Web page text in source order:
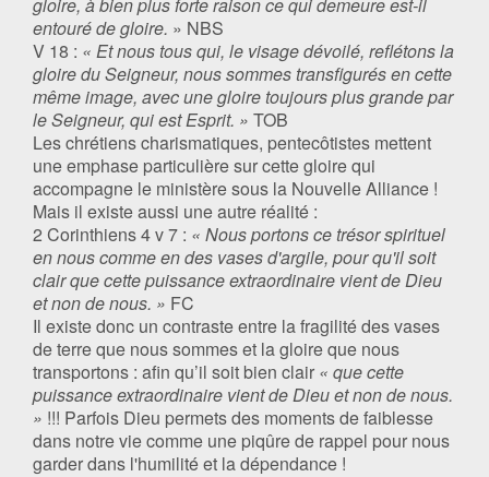
entouré de gloire. » NBS
V 18 : « Et nous tous qui, le visage dévoilé, reflétons la
gloire du Seigneur, nous sommes transfigurés en cette
même image, avec une gloire toujours plus grande par
le Seigneur, qui est Esprit. » TOB
Les chrétiens charismatiques, pentecôtistes mettent
une emphase particulière sur cette gloire qui
accompagne le ministère sous la Nouvelle Alliance !
Mais il existe aussi une autre réalité :
2 Corinthiens 4 v 7 : « Nous portons ce trésor spirituel
en nous comme en des vases d'argile, pour qu'il soit
clair que cette puissance extraordinaire vient de Dieu
et non de nous. » FC
Il existe donc un contraste entre la fragilité des vases
de terre que nous sommes et la gloire que nous
transportons : afin qu’il soit bien clair « que cette
puissance extraordinaire vient de Dieu et non de nous.
» !!! Parfois Dieu permets des moments de faiblesse
dans notre vie comme une piqûre de rappel pour nous
garder dans l'humilité et la dépendance !